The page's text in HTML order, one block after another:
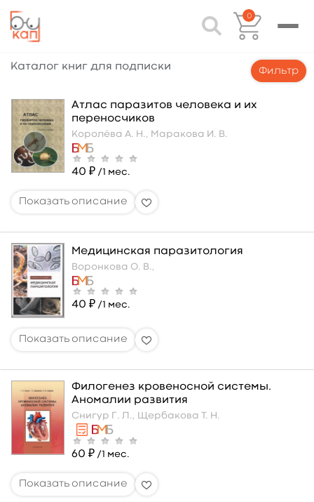
0
Каталог книг для подписки Фильтр
Атлас паразитов человека и их
переносчиков
Королёва А. Н., Маракова И. В.
40 ₽ /1 мес.
Медицинская паразитология
Воронкова О. В.,
40 ₽ /1 мес.
Филогенез кровеносной системы.
Аномалии развития
Снигур Г. Л., Щербакова Т. Н.
60 ₽ /1 мес.